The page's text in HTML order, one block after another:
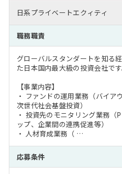
日系プライベートエクィティ
職務職責
グローバルスタンダートを知る
た日本国内最大級の投資会社です
【事業内容】
・ ファンドの運用業務（バイア
次世代社会基盤投資）
・ 投資先のモニタリング業務（
ップ、企業間の連携促進等）
・ 人材育成業務（ …
応募条件